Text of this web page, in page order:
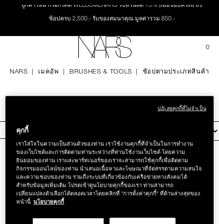
ลูกค้าใหม่ กรอกโค้ด WELCOMENARS รับส่วนลด 15% (เมื่อช้อปครั้งแรก)
ช้อปครบ 2,500.- รับของสมนาคุณ มูลค่ารวม 850.-
ทุกคำสั่งซื้อ รับฟรี Light Reflecting™ Foundation 4 ml #Mont Blanc มูลค่า 500.-
ช้อป Quad Eyeshadow รับฟรี Mini Eyeshadow Brush มูลค่า 1,000 .-
ช้อป Insatiable Liquid Blush รับฟรี Finger Puff มูลค่า 250.-
Concealer 1.4 ml #Vanilla มูลค่า 700 .-
ช้อป สินค้าใดๆ* ในThe Petal Play Collection (ยกเว้น Serum Cushion Case) รับฟรี
ช้อป Blush ใดๆ รับฟรี Afterglow Lip Balm #Orgasm 1.1 g มูลค่า 750 .-
ช้อป Foundation ใดๆ รับฟรี Light Reflecting™ Luminizing Blush #Heavenly 2 g
value 750.-
IN
0
ใหม่
สินค้าใหม่
THE PETAL PLAY COLLECTION
เมคอัพ
ตา
BRUSHES & TOOLS
พาเล็ทท์และของขวัญ
สกินแคร์
NARS เมคอัพ BRUSHES & TOOLS ช้อปตามประเภทสินค้า
ช้อปตามประเภทสินค้า
ใส่ข้อมูลคัดกรอง
MIE KABUKI BRUSH
คุกกี้
เราใส่ใจในความเป็นส่วนตัวของท่าน เราใช้งานคุกกี้ที่จำเป็นในการทำงาน
ของเว็บไซต์และการติดตามท่านระหว่างที่ท่านใช้งานเว็บไซต์ โดยความ
ยินยอมของท่าน เราและพาร์ทเนอร์ของเราจะสามารถใช้คุกกี้เพื่อติดตาม
กิจกรรมออนไลน์ของท่าน นำเสนอเนื้อหาและโฆษณาที่จัดสรรตามความสนใจ
และความชอบของท่าน รวมถึงระบบที่เกี่ยวข้องกับเครือข่ายทางสังคมได้
สำหรับข้อมูลเพิ่มเติม โปรดเข้าดูนโยบายคุกกี้ของเรา ท่านสามารถ
เปลี่ยนแปลงตัวเลือกได้ตลอดเวลาโดยคลิกที่ "การตั้งค่าคุกกี้" ที่ด้านล่างสุดของ
หน้านี้ นโยบายคุกกี้
ปฏิเสธคุกกี้ที่ไม่จำเป็น